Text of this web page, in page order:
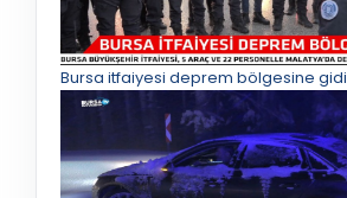
Bursa itfaiyesi deprem bölgesine